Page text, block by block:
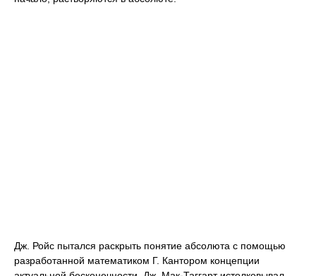
Дж. Ройс пытался раскрыть понятие абсолюта с помощью
разработанной математиком Г. Кантором концепции